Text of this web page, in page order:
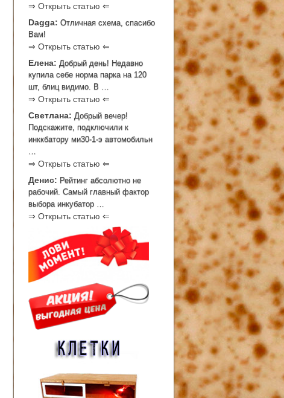
⇒ Открыть статью ⇐
Dagga: Отличная схема, спасибо
Вам!
⇒ Открыть статью ⇐
Елена: Добрый день! Недавно
купила себе норма парка на 120
шт, блиц видимо. В …
⇒ Открыть статью ⇐
Светлана: Добрый вечер!
Подскажите, подключили к
инккбатору ми30-1-э автомобильн
…
⇒ Открыть статью ⇐
Денис: Рейтинг абсолютно не
рабочий. Самый главный фактор
выбора инкубатор …
⇒ Открыть статью ⇐